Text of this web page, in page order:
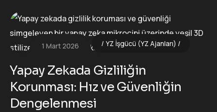
1 Mart 2026 YZ İşgücü (YZ Ajanları)
Yapay Zekada Gizliliğin
Korunması: Hız ve Güvenliğin
Dengelenmesi